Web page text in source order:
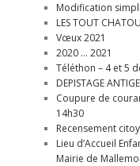
Modification
LES TOUT
Vœux 2021
2020 … 2021
Téléthon – 4 et 5
DEPISTAGE
Coupure de
14h30
Recensement
Lieu d’Accueil
Mairie de